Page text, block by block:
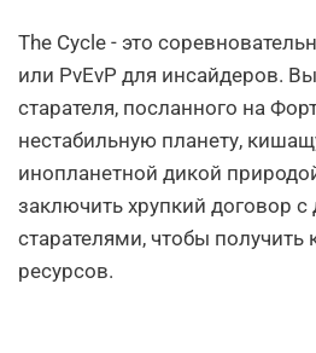
The Cycle - это
или PvEvP для инсайдеров.
старателя, посланного на
нестабильную планету,
инопланетной дикой
заключить хрупкий договор с
старателями, чтобы
ресурсов.